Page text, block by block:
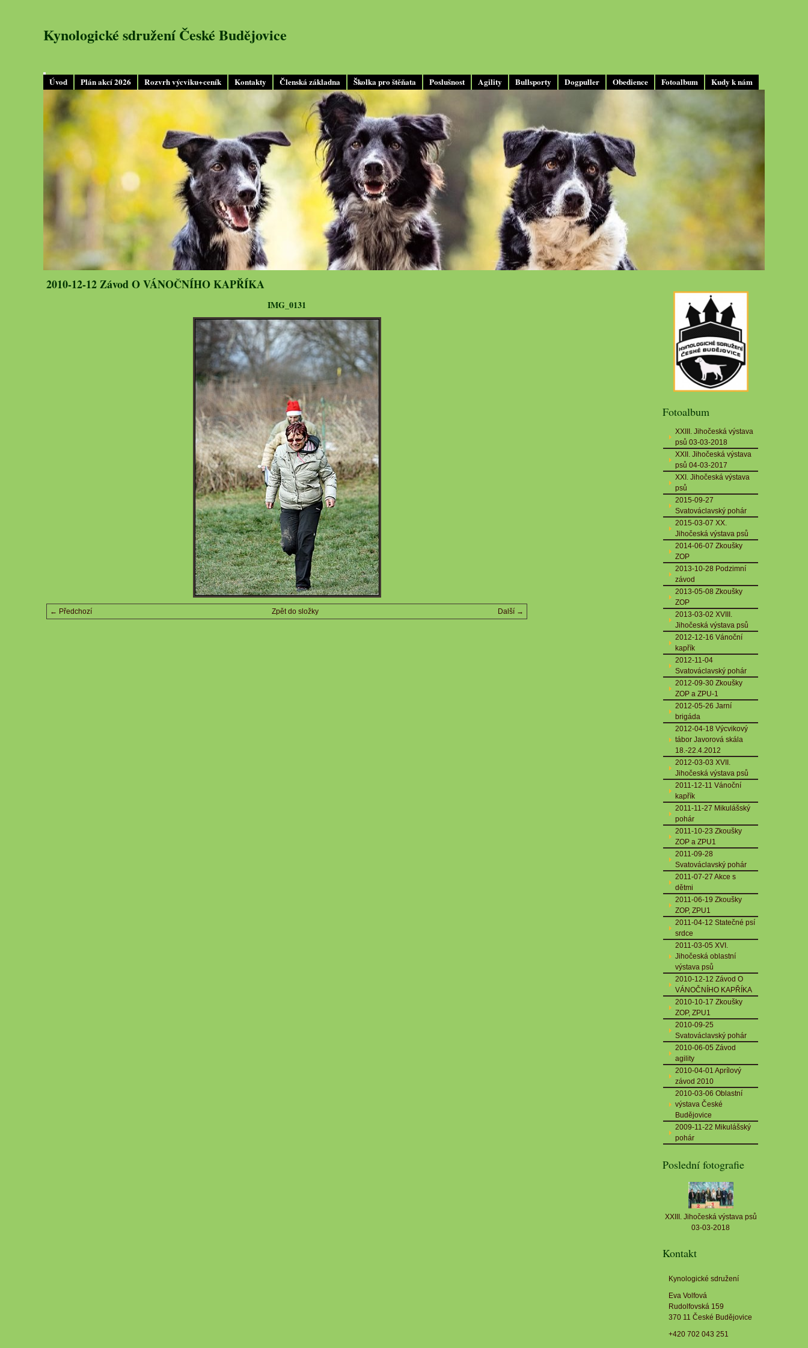
Úvod Plán akcí 2026 Rozvrh výcviku+ceník Kontakty Členská základna Školka pro štěňata Poslušnost Agility Bullsporty Dogpuller Obedience Fotoalbum Kudy k nám
Kynologické sdružení České Budějovice
2010-12-12 Závod O VÁNOČNÍHO KAPŘÍKA
IMG_0131
← Předchozí Další →
Zpět do složky
Fotoalbum
XXIII. Jihočeská výstava
psů 03-03-2018
XXII. Jihočeská výstava
psů 04-03-2017
XXI. Jihočeská výstava
psů
2015-09-27
Svatováclavský pohár
2015-03-07 XX.
Jihočeská výstava psů
2014-06-07 Zkoušky
ZOP
2013-10-28 Podzimní
závod
2013-05-08 Zkoušky
ZOP
2013-03-02 XVIII.
Jihočeská výstava psů
2012-12-16 Vánoční
kapřík
2012-11-04
Svatováclavský pohár
2012-09-30 Zkoušky
ZOP a ZPU-1
2012-05-26 Jarní
brigáda
2012-04-18 Výcvikový
tábor Javorová skála
18.-22.4.2012
2012-03-03 XVII.
Jihočeská výstava psů
2011-12-11 Vánoční
kapřík
2011-11-27 Mikulášský
pohár
2011-10-23 Zkoušky
ZOP a ZPU1
2011-09-28
Svatováclavský pohár
2011-07-27 Akce s
dětmi
2011-06-19 Zkoušky
ZOP, ZPU1
2011-04-12 Statečné psí
srdce
2011-03-05 XVI.
Jihočeská oblastní
výstava psů
2010-12-12 Závod O
VÁNOČNÍHO KAPŘÍKA
2010-10-17 Zkoušky
ZOP, ZPU1
2010-09-25
Svatováclavský pohár
2010-06-05 Závod
agility
2010-04-01 Aprílový
závod 2010
2010-03-06 Oblastní
výstava České
Budějovice
2009-11-22 Mikulášský
pohár
Poslední fotografie
XXIII. Jihočeská výstava psů
03-03-2018
Kontakt
Kynologické sdružení
Eva Volfová
Rudolfovská 159
370 11 České Budějovice
+420 702 043 251